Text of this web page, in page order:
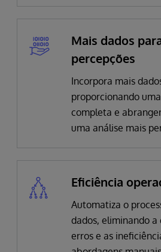
Mais dados
percepções
Incorpora mais
proporcionando
completa e
uma análise mais
Eficiência
Automatiza o
dados, eliminando a
erros e as